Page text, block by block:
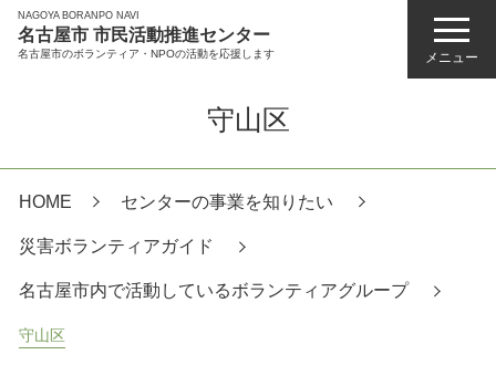
NAGOYA BORANPO NAVI
名古屋市 市民活動推進センター
名古屋市のボランティア・NPOの活動を応援します メニュー
守山区
HOME センターの事業を知りたい
災害ボランティアガイド
名古屋市内で活動しているボランティアグループ
守山区